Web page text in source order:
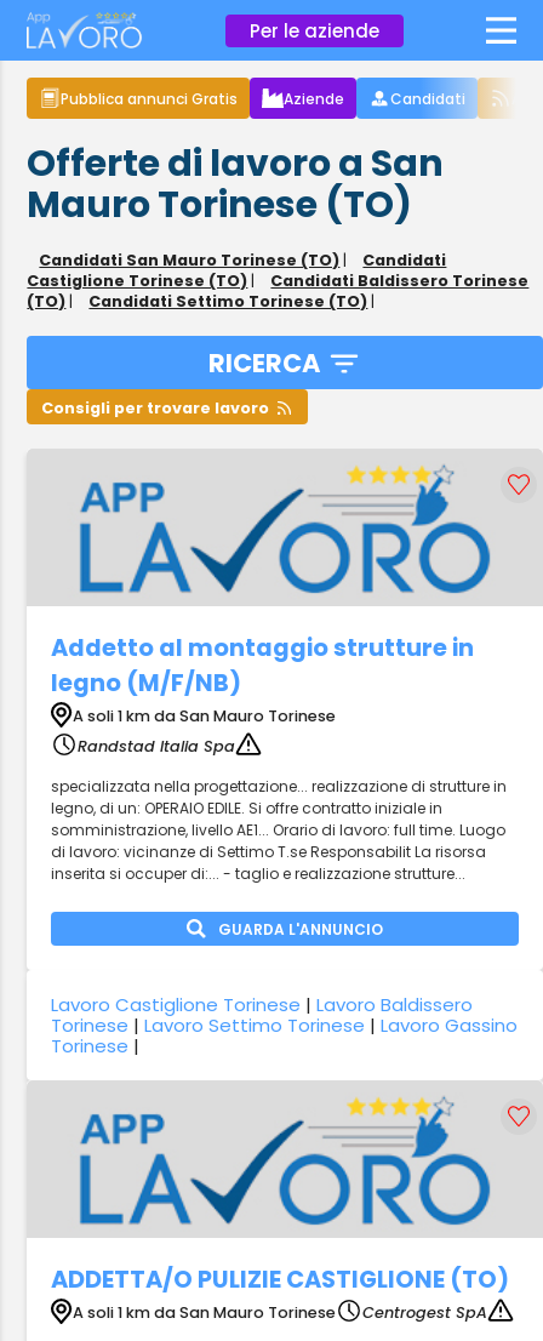
Per le aziende ×
Pubblica annunci Gratis Aziende Candidati
Offerte di lavoro a San
Mauro Torinese (TO)
Candidati San Mauro Torinese (TO) |
Candidati
Castiglione Torinese (TO) |
Candidati Baldissero Torinese
(TO) | Candidati Settimo Torinese (TO) |
RICERCA
Consigli per trovare lavoro
Addetto al montaggio strutture in
legno (M/F/NB)
A soli 1 km da San Mauro Torinese
Randstad Italia Spa
specializzata nella progettazione... realizzazione di strutture in
legno, di un: OPERAIO EDILE. Si offre contratto iniziale in
somministrazione, livello AE1... Orario di lavoro: full time. Luogo
di lavoro: vicinanze di Settimo T.se Responsabilit La risorsa
inserita si occuper di:... - taglio e realizzazione strutture...
GUARDA L'ANNUNCIO
Lavoro Castiglione Torinese |Lavoro Baldissero
Torinese |Lavoro Settimo Torinese |Lavoro Gassino
Torinese |
ADDETTA/O PULIZIE CASTIGLIONE (TO)
A soli 1 km da San Mauro Torinese
Centrogest SpA